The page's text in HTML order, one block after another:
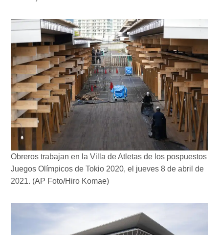
Obreros trabajan en la Villa de Atletas de los pospuestos
Juegos Olímpicos de Tokio 2020, el jueves 8 de abril de
2021. (AP Foto/Hiro Komae)